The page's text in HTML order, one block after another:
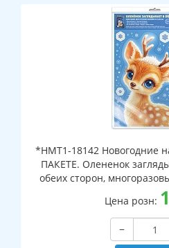
*НМТ1-18142 Новогодние
ПАКЕТЕ. Олененок
обеих сторон,
упаковке, с
Цена розн:
−